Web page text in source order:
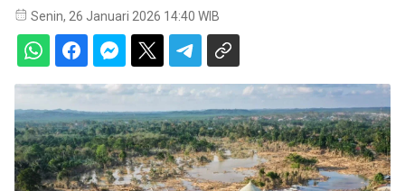
Senin, 26 Januari 2026 14:40 WIB